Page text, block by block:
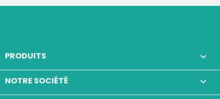
PRODUITS 
NOTRE SOCIÉTÉ 